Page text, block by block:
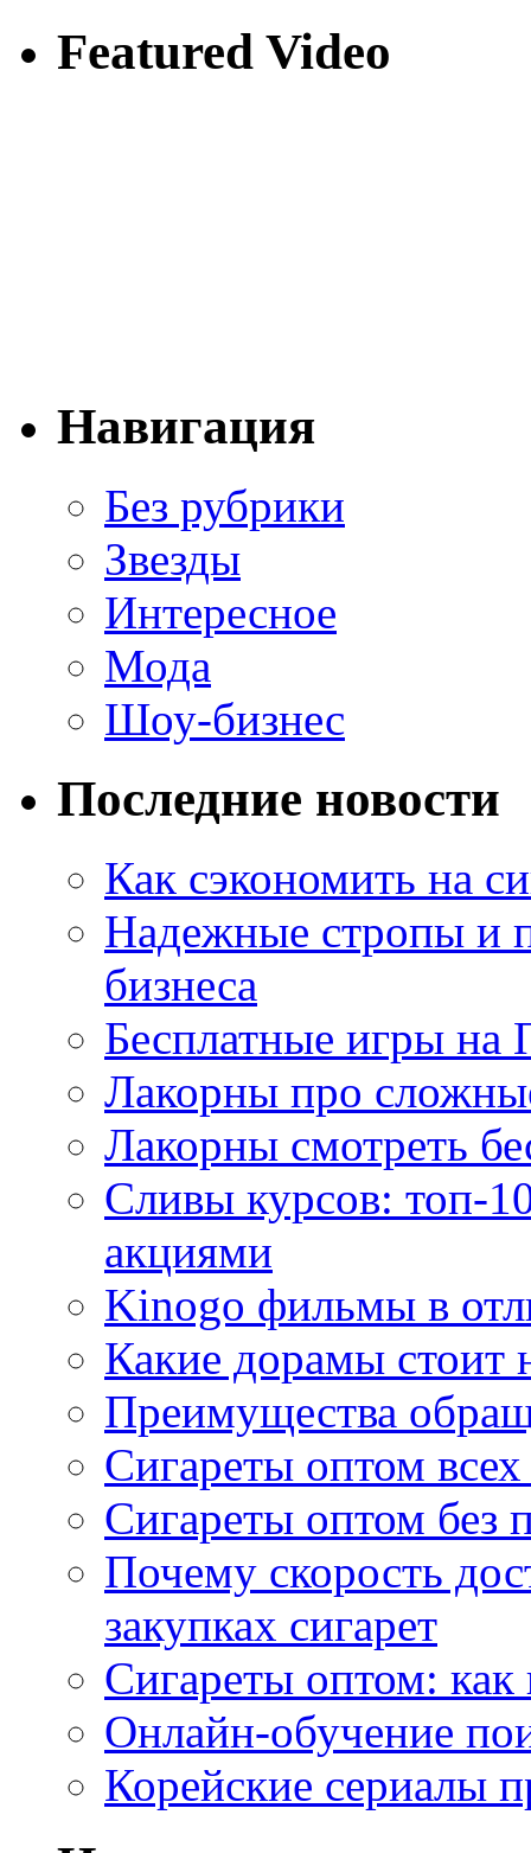
Featured Video
Навигация
Без рубрики
Звезды
Интересное
Мода
Шоу-бизнес
Последние новости
Как сэкономить на
Надежные стропы и
бизнеса
Бесплатные игры на
Лакорны про
Лакорны смотреть
Сливы курсов: топ-
акциями
Kinogo фильмы в
Какие дорамы стоит
Преимущества
Сигареты оптом
Сигареты оптом без
Почему скорость
закупках сигарет
Сигареты оптом:
Онлайн-обучение
Корейские сериалы